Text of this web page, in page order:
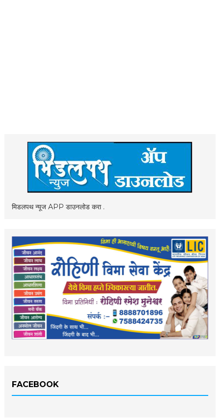
मिडलपथ न्यूज APP डाउनलोड करा .
FACEBOOK